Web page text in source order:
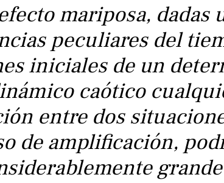
mariposa, dadas
peculiares del
iniciales de un
caótico
entre dos
de amplificación,